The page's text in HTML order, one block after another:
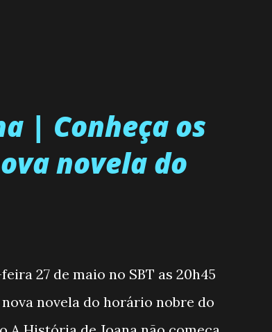
| Conheça os
novela do
27 de maio no SBT as 20h45
novela do horário nobre do